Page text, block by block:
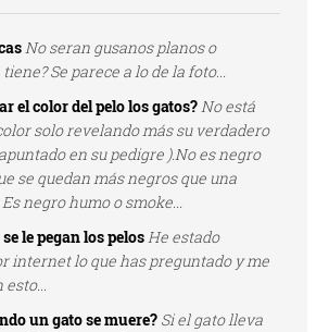
No seran gusanos planos o
Se parece a lo de la foto...
el color del pelo los gatos?No está
solo revelando más su verdadero
en su pedigre ).No es negro
se quedan más negros que una
negro humo o smoke...
le pegan los pelosHe estado
internet lo que has preguntado y me
un gato se muere? Si el gato lleva